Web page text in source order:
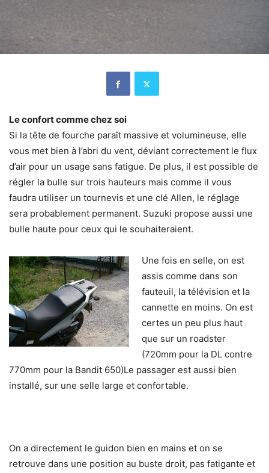
Le confort comme chez soi
Si la tête de fourche paraît massive et volumineuse, elle
vous met bien à l’abri du vent, déviant correctement le flux
d’air pour un usage sans fatigue. De plus, il est possible de
régler la bulle sur trois hauteurs mais comme il vous
faudra utiliser un tournevis et une clé Allen, le réglage
sera probablement permanent. Suzuki propose aussi une
bulle haute pour ceux qui le souhaiteraient.
Une fois en selle, on est
assis comme dans son
fauteuil, la télévision et la
cannette en moins. On est
certes un peu plus haut
que sur un roadster
(720mm pour la DL contre
770mm pour la Bandit 650)Le passager est aussi bien
installé, sur une selle large et confortable.
On a directement le guidon bien en mains et on se
retrouve dans une position au buste droit, pas fatigante et